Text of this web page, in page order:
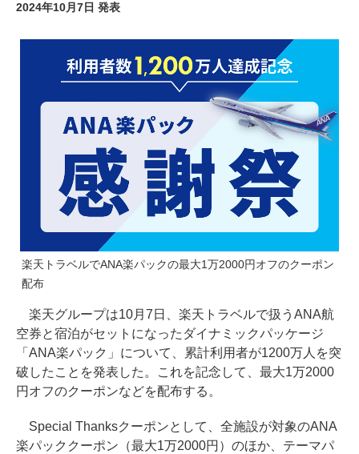
2024年10月7日 発表
楽天トラベルでANA楽パックの最大1万2000円オフのクーポン
配布
楽天グループは10月7日、楽天トラベルで扱うANA航
空券と宿泊がセットになったダイナミックパッケージ
「ANA楽パック」について、累計利用者が1200万人を突
破したことを発表した。これを記念して、最大1万2000
円オフのクーポンなどを配布する。
Special Thanksクーポンとして、全施設が対象のANA
楽パッククーポン（最大1万2000円）のほか、テーマパ